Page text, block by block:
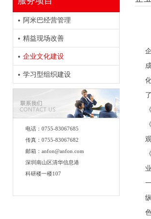
阿米巴经营管理
精益现场改善
企业文化建设
学习型组织建设
电话：0755-83067685
传真：0755-83067682
邮箱：anfon@anfon.com
深圳南山区清华信息港
科研楼一楼107